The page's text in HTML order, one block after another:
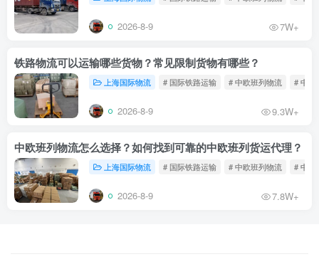
2026-8-9 7W+
铁路物流可以运输哪些货物？常见限制货物有哪些？
上海国际物流 # 国际铁路运输 # 中欧班列物流 # 中欧
2026-8-9 9.3W+
中欧班列物流怎么选择？如何找到可靠的中欧班列货运代理？
上海国际物流 # 国际铁路运输 # 中欧班列物流 # 中欧
2026-8-9 7.8W+